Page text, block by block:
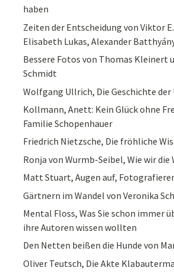
haben
Zeiten der Entscheidung von Viktor
Elisabeth Lukas, Alexander
Bessere Fotos von Thomas Kleinert
Schmidt
Wolfgang Ullrich, Die Geschichte der
Kollmann, Anett: Kein Glück ohne
Familie Schopenhauer
Friedrich Nietzsche, Die fröhliche
Ronja von Wurmb-Seibel, Wie wir die
Matt Stuart, Augen auf,
Gärtnern im Wandel von Veronika
Mental Floss, Was Sie schon immer
ihre Autoren wissen wollten
Den Netten beißen die Hunde von
Oliver Teutsch, Die Akte